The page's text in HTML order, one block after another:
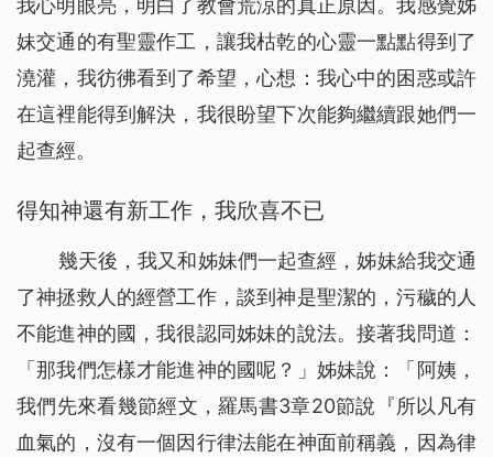
我心明眼亮，明白了教會荒涼的真正原因。我感覺姊
妹交通的有聖靈作工，讓我枯乾的心靈一點點得到了
澆灌，我彷彿看到了希望，心想：我心中的困惑或許
在這裡能得到解決，我很盼望下次能夠繼續跟她們一
起查經。
得知神還有新工作，我欣喜不已
幾天後，我又和姊妹們一起查經，姊妹給我交通
了神拯救人的經營工作，談到神是聖潔的，污穢的人
不能進神的國，我很認同姊妹的說法。接著我問道：
「那我們怎樣才能進神的國呢？」姊妹說：「阿姨，
我們先來看幾節經文，羅馬書3章20節說『所以凡有
血氣的，沒有一個因行律法能在神面前稱義，因為律